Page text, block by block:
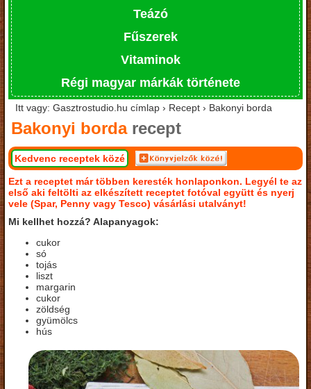
Teázó
Fűszerek
Vitaminok
Régi magyar márkák története
Itt vagy: Gasztrostudio.hu címlap › Recept › Bakonyi borda
Bakonyi bordarecept
Kedvenc receptek közé
Ezt a receptet már többen keresték honlaponkon. Legyél te az
első aki feltölti az elkészített receptet fotóval együtt és nyerj
vele (Spar, Penny vagy Tesco) vásárlási utalványt!
Mi kellhet hozzá? Alapanyagok:
cukor
só
tojás
liszt
margarin
cukor
zöldség
gyümölcs
hús